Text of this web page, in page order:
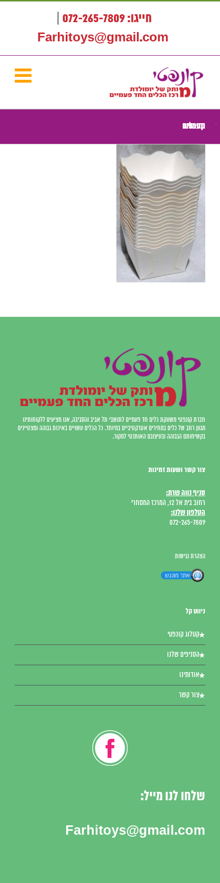
דלג
חייגו: 072-265-7809
Farhitoys@gmail.com
קערות ומיכלים חד פעמיים
חברת קונפטי משווקת כלים חד פעמיים לתושבי תל אביב והסביבה, אנו מציעים ללקוחותינו
מגוון רחב של כלים במחירים אטרקטיביים במיוחד. כל הכלים עשויים באיכות גבוהה ומצטיינים
בקשיחותם הגבוהה ובעיצובם האותנטי למקור.
צור קשר ושעות זמינות
סניף נווה שרת:
רחוב בית אל 12, המרכז המסחרי
הטלפון שלנו:
072-265-7809
הצהרת נגישות
ניווט קל
קטלוג קונפטי
הסניפים שלנו
אודותינו
צור קשר
שלחו לנו מייל:
Farhitoys@gmail.com